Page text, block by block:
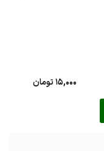
15,000 تومان